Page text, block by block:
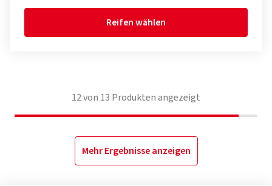
Reifen wählen
12von 13 Produkten angezeigt
Mehr Ergebnisse anzeigen